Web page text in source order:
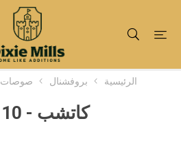
الرئيسية بروفشنال صوصات
كاتشب - 10 كجم